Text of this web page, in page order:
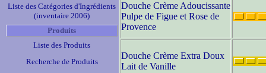
Liste des Catégories d'Ingrédients
(inventaire 2006)
Produits
Liste des Produits
Recherche de Produits
Douche Crème Adoucissante
Pulpe de Figue et Rose de
Provence
Douche Crème Extra Doux
Lait de Vanille